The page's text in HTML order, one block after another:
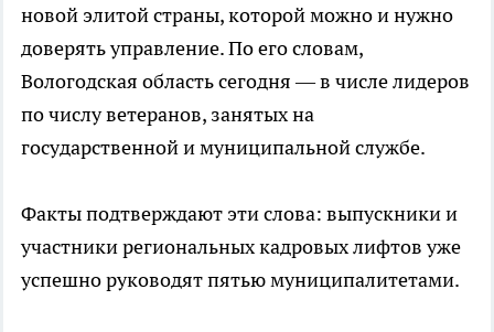
новой элитой страны, которой можно и нужно
доверять управление. По его словам,
Вологодская область сегодня — в числе лидеров
по числу ветеранов, занятых на
государственной и муниципальной службе.
Факты подтверждают эти слова: выпускники и
участники региональных кадровых лифтов уже
успешно руководят пятью муниципалитетами.